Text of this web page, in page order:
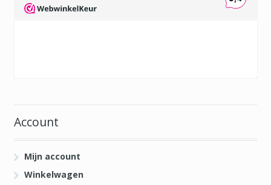
Account
Mijn account
Winkelwagen